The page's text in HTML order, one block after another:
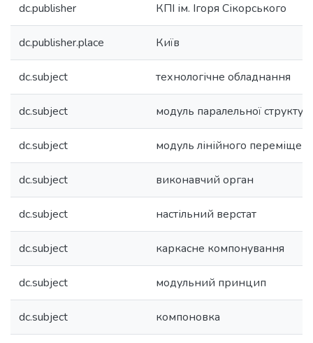
dc.publisher КПІ ім. Ігоря Сікорського
dc.publisher.place Київ
dc.subject технологічне обладнання
dc.subject модуль паралельної
dc.subject модуль лінійного
dc.subject виконавчий орган
dc.subject настільний верстат
dc.subject каркасне компонування
dc.subject модульний принцип
dc.subject компоновка